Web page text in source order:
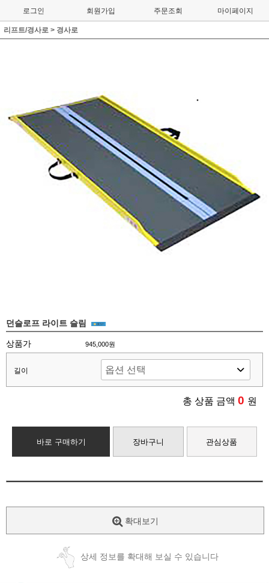
로그인 회원가입 주문조회 마이페이지
리프트/경사로 > 경사로
던슬로프 라이트 슬림
상품가 945,000원
길이
총 상품 금액 0 원
바로 구매하기 장바구니 관심상품
확대보기
상세 정보를 확대해 보실 수 있습니다